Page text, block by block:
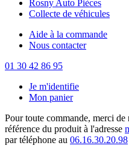
Rosny Auto Pièces
Collecte de véhicules
Aide à la commande
Nous contacter
01 30 42 86 95
Je m'identifie
Mon panier
Pour toute commande, merci
référence du produit à l'adresse
par téléphone au 06.16.30.20.98